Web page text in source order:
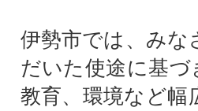
伊勢市では、みな
だいた使途に基づ
教育、環境など幅